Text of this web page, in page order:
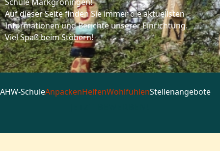
Auf dieser Seite finden Sie immer die aktuellsten
Informationen und Berichte unserer Einrichtung.
Viel Spaß beim Stöbern!
AHW-SchuleAnpackenHelfenWohlfühlenStellenangebote